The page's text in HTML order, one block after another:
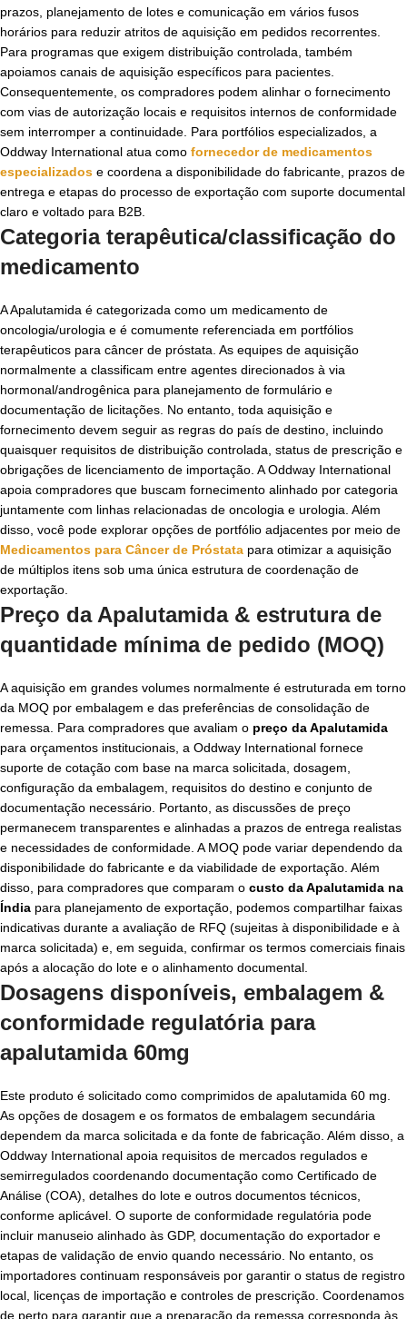
prazos, planejamento de lotes e comunicação em vários fusos
horários para reduzir atritos de aquisição em pedidos recorrentes.
Para programas que exigem distribuição controlada, também
apoiamos canais de aquisição específicos para pacientes.
Consequentemente, os compradores podem alinhar o fornecimento
com vias de autorização locais e requisitos internos de conformidade
sem interromper a continuidade. Para portfólios especializados, a
Oddway International atua como fornecedor de medicamentos
especializados e coordena a disponibilidade do fabricante, prazos de
entrega e etapas do processo de exportação com suporte documental
claro e voltado para B2B.
Categoria terapêutica/classificação do
medicamento
A Apalutamida é categorizada como um medicamento de
oncologia/urologia e é comumente referenciada em portfólios
terapêuticos para câncer de próstata. As equipes de aquisição
normalmente a classificam entre agentes direcionados à via
hormonal/androgênica para planejamento de formulário e
documentação de licitações. No entanto, toda aquisição e
fornecimento devem seguir as regras do país de destino, incluindo
quaisquer requisitos de distribuição controlada, status de prescrição e
obrigações de licenciamento de importação. A Oddway International
apoia compradores que buscam fornecimento alinhado por categoria
juntamente com linhas relacionadas de oncologia e urologia. Além
disso, você pode explorar opções de portfólio adjacentes por meio de
Medicamentos para Câncer de Próstata para otimizar a aquisição
de múltiplos itens sob uma única estrutura de coordenação de
exportação.
Preço da Apalutamida & estrutura de
quantidade mínima de pedido (MOQ)
A aquisição em grandes volumes normalmente é estruturada em torno
da MOQ por embalagem e das preferências de consolidação de
remessa. Para compradores que avaliam o preço da Apalutamida
para orçamentos institucionais, a Oddway International fornece
suporte de cotação com base na marca solicitada, dosagem,
configuração da embalagem, requisitos do destino e conjunto de
documentação necessário. Portanto, as discussões de preço
permanecem transparentes e alinhadas a prazos de entrega realistas
e necessidades de conformidade. A MOQ pode variar dependendo da
disponibilidade do fabricante e da viabilidade de exportação. Além
disso, para compradores que comparam o custo da Apalutamida na
Índia para planejamento de exportação, podemos compartilhar faixas
indicativas durante a avaliação de RFQ (sujeitas à disponibilidade e à
marca solicitada) e, em seguida, confirmar os termos comerciais finais
após a alocação do lote e o alinhamento documental.
Dosagens disponíveis, embalagem &
conformidade regulatória para
apalutamida 60mg
Este produto é solicitado como comprimidos de apalutamida 60 mg.
As opções de dosagem e os formatos de embalagem secundária
dependem da marca solicitada e da fonte de fabricação. Além disso, a
Oddway International apoia requisitos de mercados regulados e
semirregulados coordenando documentação como Certificado de
Análise (COA), detalhes do lote e outros documentos técnicos,
conforme aplicável. O suporte de conformidade regulatória pode
incluir manuseio alinhado às GDP, documentação do exportador e
etapas de validação de envio quando necessário. No entanto, os
importadores continuam responsáveis por garantir o status de registro
local, licenças de importação e controles de prescrição. Coordenamos
de perto para garantir que a preparação da remessa corresponda às